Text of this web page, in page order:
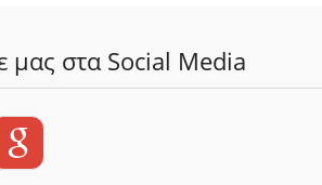
μας στα Social Media